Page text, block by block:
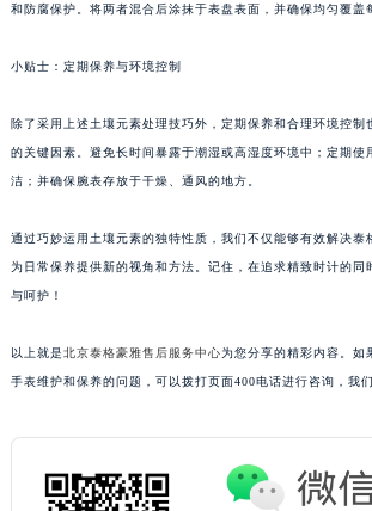
和防腐保护。将两者混合后涂抹于表盘表面，并确保均匀覆盖
小贴士：定期保养与环境控制
除了采用上述土壤元素处理技巧外，定期保养和合理环境控制
的关键因素。避免长时间暴露于潮湿或高湿度环境中；定期使
洁；并确保腕表存放于干燥、通风的地方。
通过巧妙运用土壤元素的独特性质，我们不仅能够有效解决泰
为日常保养提供新的视角和方法。记住，在追求精致时计的同
与呵护！
以上就是北京泰格豪雅售后服务中心为您分享的精彩内容。如
手表维护和保养的问题，可以拨打页面400电话进行咨询，我